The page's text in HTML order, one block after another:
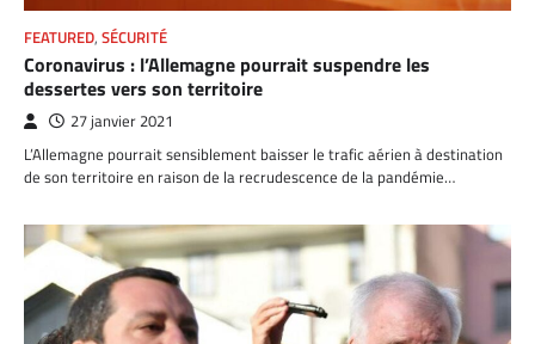
FEATURED, SÉCURITÉ
Coronavirus : l’Allemagne pourrait suspendre les
dessertes vers son territoire
27 janvier 2021
L’Allemagne pourrait sensiblement baisser le trafic aérien à destination
de son territoire en raison de la recrudescence de la pandémie…